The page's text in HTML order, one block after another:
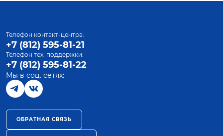
Телефон контакт-центра:
+7 (812) 595-81-21
Телефон тех. поддержки:
+7 (812) 595-81-22
Мы в соц. сетях:
ОБРАТНАЯ СВЯЗЬ